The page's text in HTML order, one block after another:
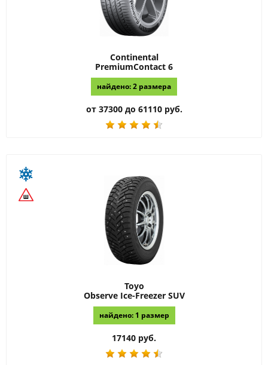
Continental
PremiumContact 6
найдено: 2 размера
от 37300 до 61110 руб.
Toyo
Observe Ice-Freezer SUV
найдено: 1 размер
17140 руб.